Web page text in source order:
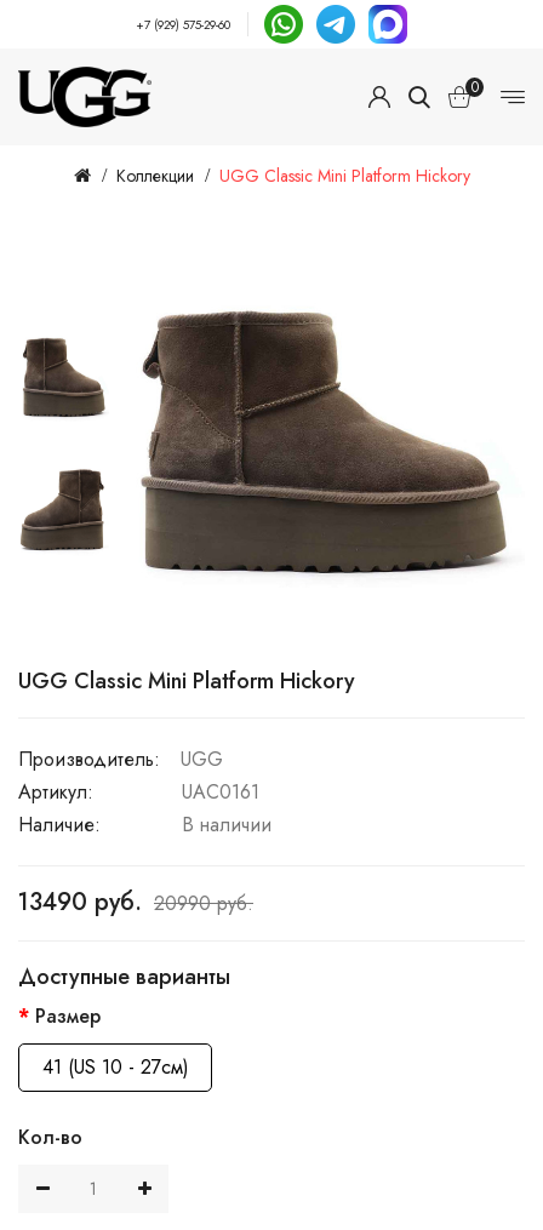
+7 (929) 575-29-60
0
Коллекции UGG Classic Mini Platform Hickory
UGG Classic Mini Platform Hickory
Производитель:
UGG
Артикул:
UAC0161
Наличие:
В наличии
13490 руб. 20990 руб.
Доступные варианты
Размер
41 (US 10 - 27см)
Кол-во